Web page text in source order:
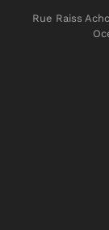
Rue Raiss